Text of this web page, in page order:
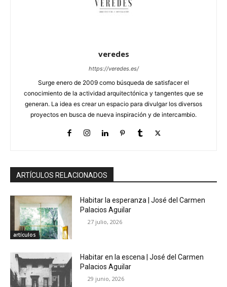
veredes
https://veredes.es/
Surge enero de 2009 como búsqueda de satisfacer el
conocimiento de la actividad arquitectónica y tangentes que se
generan. La idea es crear un espacio para divulgar los diversos
proyectos en busca de nueva inspiración y de intercambio.
ARTÍCULOS RELACIONADOS
artículos
Habitar la esperanza | José del Carmen
Palacios Aguilar
27 julio, 2026
Habitar en la escena | José del Carmen
Palacios Aguilar
29 junio, 2026